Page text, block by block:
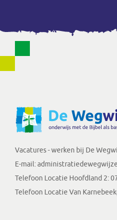
Vacatures - werken bij De
E-mail:
Telefoon Locatie Hoofdland 2:
Telefoon Locatie Van